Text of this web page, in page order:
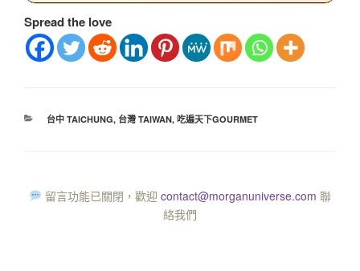
Spread the love
台中 TAICHUNG, 台灣 TAIWAN, 吃遍天下GOURMET
留言功能已關閉，歡迎 contact@morganuniverse.com 聯
絡我們